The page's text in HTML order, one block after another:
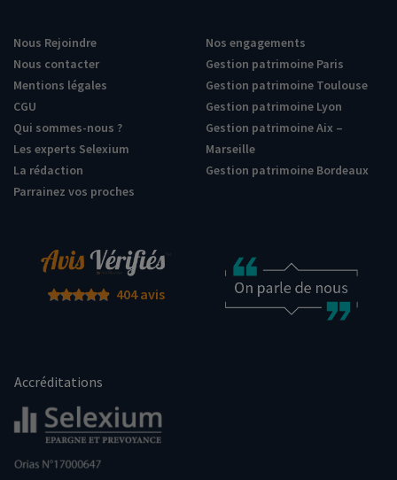
Nous Rejoindre
Nous contacter
Mentions légales
CGU
Qui sommes-nous ?
Les experts Selexium
La rédaction
Parrainez vos proches
Nos engagements
Gestion patrimoine Paris
Gestion patrimoine Toulouse
Gestion patrimoine Lyon
Gestion patrimoine Aix –
Marseille
Gestion patrimoine Bordeaux
404 avis
Accréditations